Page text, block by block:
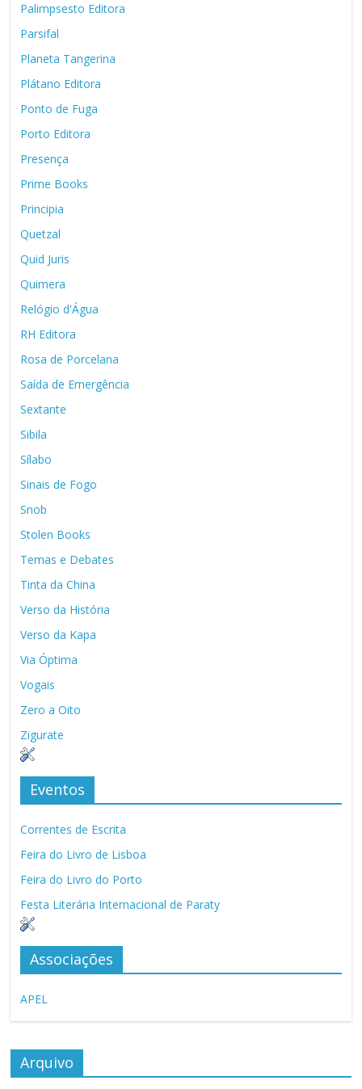
Palimpsesto Editora
Parsifal
Planeta Tangerina
Plátano Editora
Ponto de Fuga
Porto Editora
Presença
Prime Books
Principia
Quetzal
Quid Juris
Quimera
Relógio d'Água
RH Editora
Rosa de Porcelana
Saída de Emergência
Sextante
Sibila
Sílabo
Sinais de Fogo
Snob
Stolen Books
Temas e Debates
Tinta da China
Verso da História
Verso da Kapa
Via Óptima
Vogais
Zero a Oito
Zigurate
Eventos
Correntes de Escrita
Feira do Livro de Lisboa
Feira do Livro do Porto
Festa Literária Internacional de Paraty
Associações
APEL
Arquivo